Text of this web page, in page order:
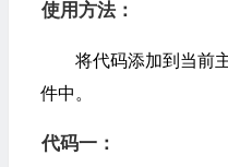
使用方法：
将代码添加到当前
件中。
代码一：